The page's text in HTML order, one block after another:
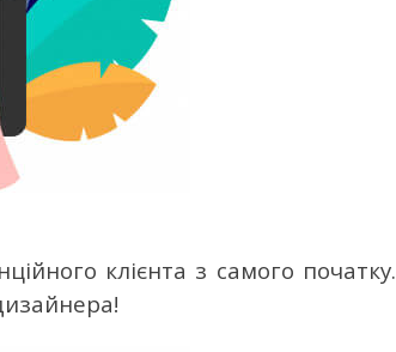
клієнта з самого початку.